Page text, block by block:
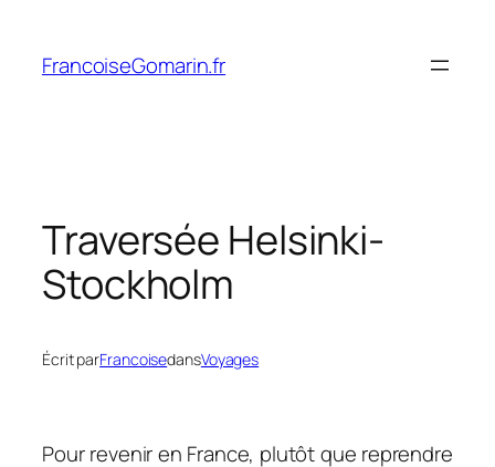
contenu
FrancoiseGomarin.fr
Traversée Helsinki-
Stockholm
Écrit parFrancoisedansVoyages
Pour revenir en France, plutôt que reprendre